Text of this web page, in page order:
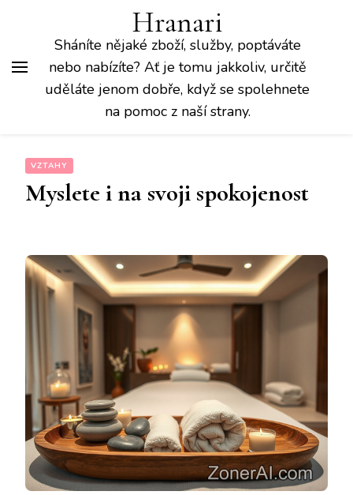
Hranari
Sháníte nějaké zboží, služby, poptáváte
nebo nabízíte? Ať je tomu jakkoliv, určitě
uděláte jenom dobře, když se spolehnete
na pomoc z naší strany.
VZTAHY
Myslete i na svoji spokojenost